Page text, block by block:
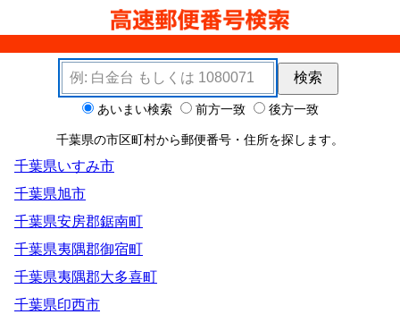
検索キーワード
検索
検索オプション あいまい検索 前方一致 後方一致
千葉県の市区町村から郵便番号・住所を探します。
千葉県いすみ市
千葉県旭市
千葉県安房郡鋸南町
千葉県夷隅郡御宿町
千葉県夷隅郡大多喜町
千葉県印西市